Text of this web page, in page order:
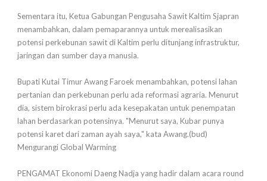
Sementara itu, Ketua Gabungan Pengusaha Sawit Kaltim Sjapran
menambahkan, dalam pemaparannya untuk merealisasikan
potensi perkebunan sawit di Kaltim perlu ditunjang infrastruktur,
jaringan dan sumber daya manusia.
Bupati Kutai Timur Awang Faroek menambahkan, potensi lahan
pertanian dan perkebunan perlu ada reformasi agraria. Menurut
dia, sistem birokrasi perlu ada kesepakatan untuk penempatan
lahan berdasarkan potensinya. "Menurut saya, Kubar punya
potensi karet dari zaman ayah saya," kata Awang.(bud)
Mengurangi Global Warming
PENGAMAT Ekonomi Daeng Nadja yang hadir dalam acara round